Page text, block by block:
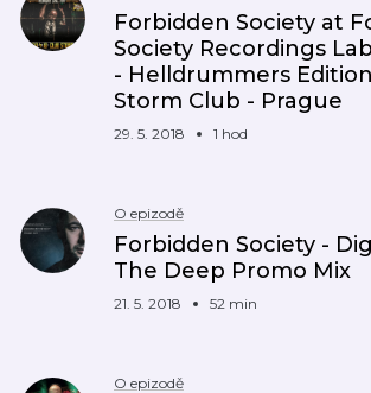
Forbidden Society at
Society Recordings
- Helldrummers
Storm Club - Prague
29. 5. 2018 1 hod
O epizodě
Forbidden Society -
The Deep Promo Mix
21. 5. 2018 52 min
O epizodě